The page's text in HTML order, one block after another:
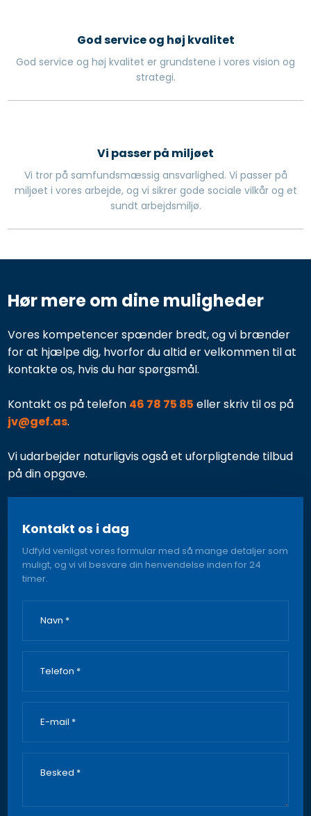
God service og høj kvalitet
God service og høj kvalitet er grundstene i vores vision og
strategi.
Vi passer på miljøet
Vi tror på samfundsmæssig ansvarlighed. Vi passer på
miljøet i vores arbejde, og vi sikrer gode sociale vilkår og et
sundt arbejdsmiljø.
Hør mere om dine muligheder
Vores kompetencer spænder bredt, og vi brænder
for at hjælpe dig, hvorfor du altid er velkommen til at
kontakte os, hvis du har spørgsmål.
Kontakt os på telefon 46 78 75 85 eller skriv til os på
jv@gef.as.
Vi udarbejder naturligvis også et uforpligtende tilbud
på din opgave.
Kontakt os i dag
Udfyld venligst vores formular med så mange detaljer som
muligt, og vi vil besvare din henvendelse inden for 24
timer.